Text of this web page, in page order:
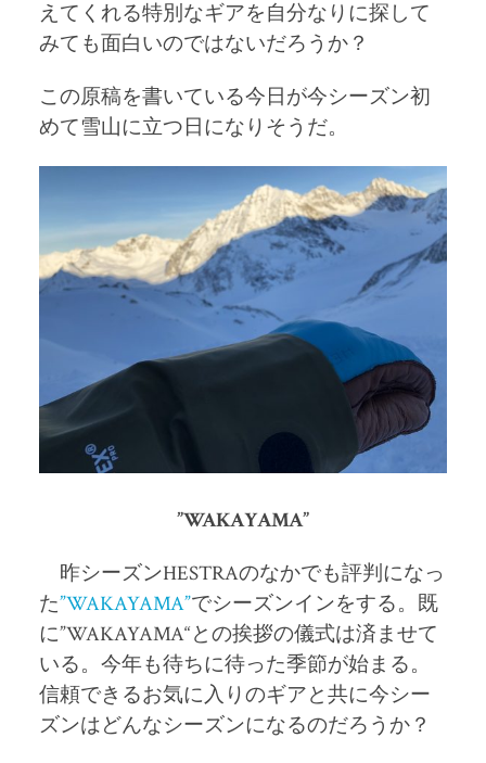
えてくれる特別なギアを自分なりに探して
みても面白いのではないだろうか？
この原稿を書いている今日が今シーズン初
めて雪山に立つ日になりそうだ。
”WAKAYAMA”
昨シーズンHESTRAのなかでも評判になっ
た”WAKAYAMA”でシーズンインをする。既
に”WAKAYAMA“との挨拶の儀式は済ませて
いる。今年も待ちに待った季節が始まる。
信頼できるお気に入りのギアと共に今シー
ズンはどんなシーズンになるのだろうか？